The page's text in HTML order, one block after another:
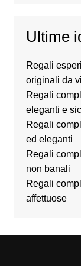
Ultime
Regali
originali da
Regali
eleganti e
Regali
ed eleganti
Regali
non banali
Regali
affettuose